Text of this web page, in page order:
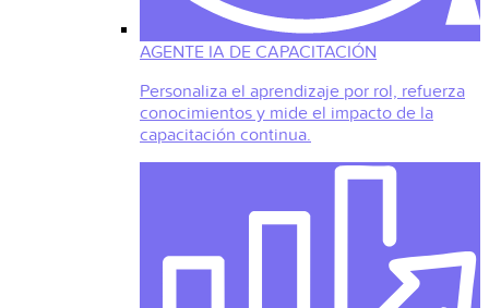
AGENTE IA DE CAPACITACIÓN
Personaliza el aprendizaje por rol, refuerza
conocimientos y mide el impacto de la
capacitación continua.